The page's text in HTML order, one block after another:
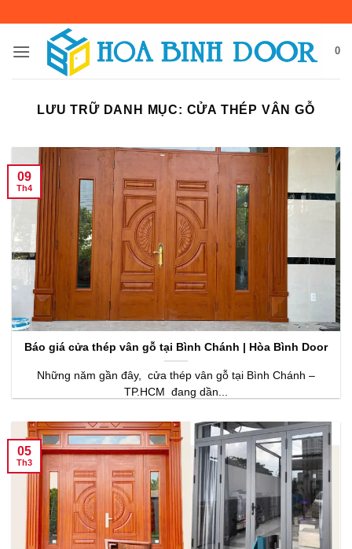
nội
0
LƯU TRỮ DANH MỤC: CỬA THÉP VÂN GỖ
Báo giá cửa thép vân gỗ tại Bình Chánh | Hòa Bình Door
Những năm gần đây, cửa thép vân gỗ tại Bình Chánh –
TP.HCM đang dần...
09
Th4
05
Th3